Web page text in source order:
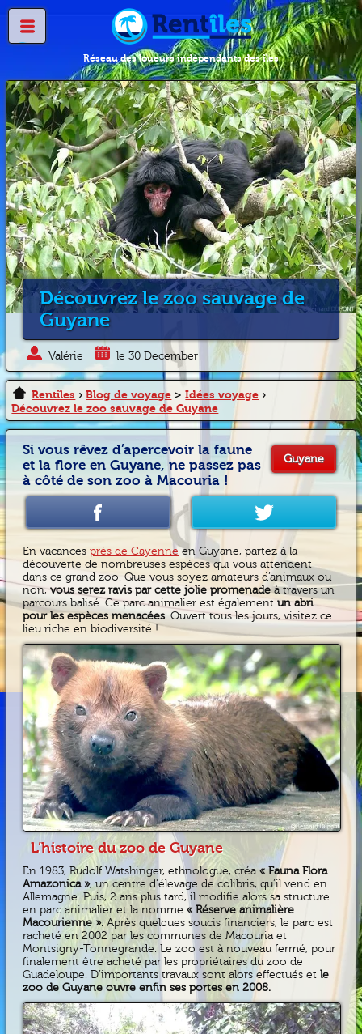
Réseau des loueurs indépendants des îles
Découvrez le zoo sauvage de
Guyane
Valérie le 30 December
Rentîles › Blog de voyage > Idées voyage ›
Découvrez le zoo sauvage de Guyane
Guyane
Si vous rêvez d’apercevoir la faune
et la flore en Guyane, ne passez pas
à côté de son zoo à Macouria !
En vacancesprès de Cayenneen Guyane, partez à la
découverte de nombreuses espèces qui vous attendent
dans ce grand zoo. Que vous soyez amateurs d’animaux ou
non,vous serez ravis par cette jolie promenadeà travers un
parcours balisé. Ce parc animalier est égalementun abri
pour les espèces menacées. Ouvert tous les jours, visitez ce
lieu riche en biodiversité !
L’histoire du zoo de Guyane
En 1983, Rudolf Watshinger, ethnologue, créa« Fauna Flora
Amazonica », un centre d'élevage de colibris, qu’il vend en
Allemagne. Puis, 2 ans plus tard, il modifie alors sa structure
en parc animalier et la nomme« Réserve animalière
Macourienne ». Après quelques soucis financiers, le parc est
racheté en 2002 par les communes de Macouria et
Montsigny-Tonnegrande. Le zoo est à nouveau fermé, pour
finalement être acheté par les propriétaires du zoo de
Guadeloupe. D’importants travaux sont alors effectués etle
zoo de Guyane ouvre enfin ses portes en 2008.